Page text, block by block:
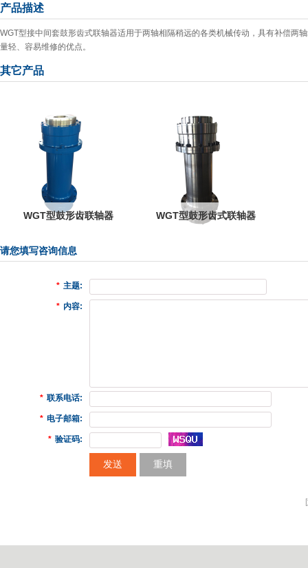
产品描述
WGT型接中间套鼓形齿式联轴器适用于两轴相隔稍远的各类机械传动，具有补偿
量轻、容易维修的优点。
其它产品
WGT型鼓形齿联轴器 WGT型鼓形齿式联轴器
请您填写咨询信息
* 主题:
* 内容:
* 联系电话:
* 电子邮箱:
* 验证码:
[